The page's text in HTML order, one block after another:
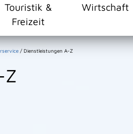
Touristik &
Freizeit
Wirtschaft
/ Dienstleistungen A-Z
Z